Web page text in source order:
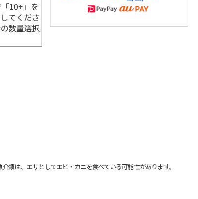
10+」を
てくださ
数量選択
は、エサとしてエビ・カニを食べている可能性があります。